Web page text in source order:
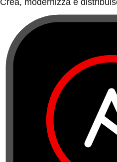
Crea, modernizza e